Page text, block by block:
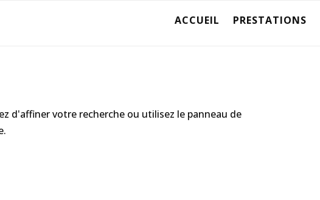
ACCUEIL PRESTATIONS
d'affiner votre recherche ou utilisez le panneau de